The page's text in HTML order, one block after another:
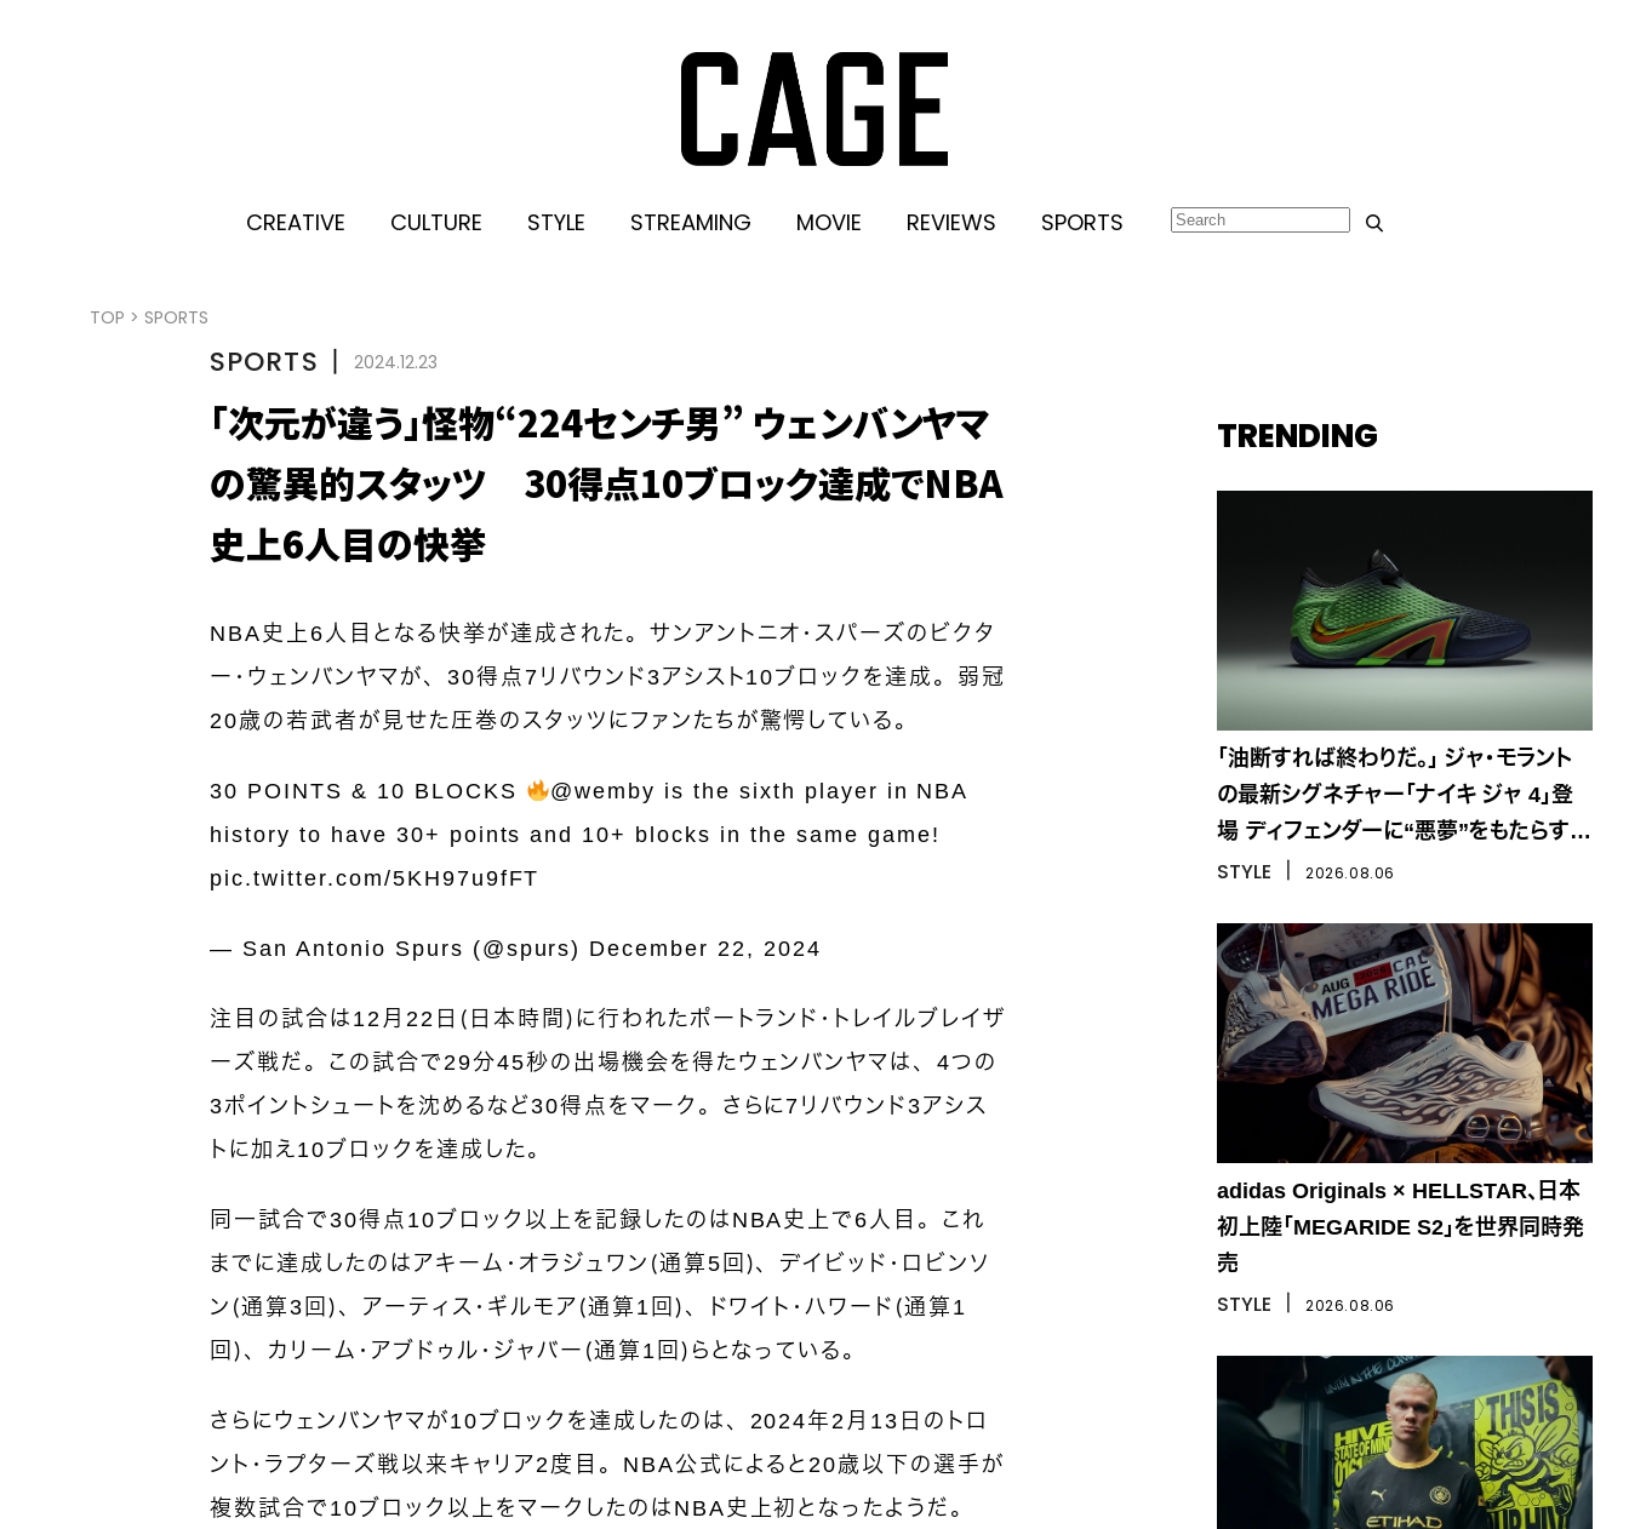
CREATIVE CULTURE STYLE STREAMING MOVIE REVIEWS SPORTS
TOP > SPORTS
SPORTS 丨 2024.12.23
「次元が違う」怪物“224センチ男” ウェンバンヤマ
の驚異的スタッツ 30得点10ブロック達成でNBA
史上6人目の快挙
NBA史上6人目となる快挙が達成された。サンアントニオ・スパーズのビクタ
ー・ウェンバンヤマが、30得点7リバウンド3アシスト10ブロックを達成。弱冠
20歳の若武者が見せた圧巻のスタッツにファンたちが驚愕している。
30 POINTS & 10 BLOCKS @wemby is the sixth player in NBA
history to have 30+ points and 10+ blocks in the same game!
pic.twitter.com/5KH97u9fFT
— San Antonio Spurs (@spurs) December 22, 2024
注目の試合は12月22日（日本時間）に行われたポートランド・トレイルブレイザ
ーズ戦だ。この試合で29分45秒の出場機会を得たウェンバンヤマは、4つの
3ポイントシュートを沈めるなど30得点をマーク。さらに7リバウンド3アシス
トに加え10ブロックを達成した。
同一試合で30得点10ブロック以上を記録したのはNBA史上で6人目。これ
までに達成したのはアキーム・オラジュワン（通算5回）、デイビッド・ロビンソ
ン（通算3回）、アーティス・ギルモア（通算1回）、ドワイト・ハワード（通算1
回）、カリーム・アブドゥル・ジャバー（通算1回）らとなっている。
さらにウェンバンヤマが10ブロックを達成したのは、2024年2月13日のトロ
ント・ラプターズ戦以来キャリア2度目。NBA公式によると20歳以下の選手が
複数試合で10ブロック以上をマークしたのはNBA史上初となったようだ。
TRENDING
「油断すれば終わりだ。」 ジャ・モラント
の最新シグネチャー「ナイキ ジャ 4」登
場 ディフェンダーに“悪夢”をもたらす一
足
STYLE 2026.08.06
adidas Originals × HELLSTAR、日本
初上陸「MEGARIDE S2」を世界同時発
売
STYLE 2026.08.06